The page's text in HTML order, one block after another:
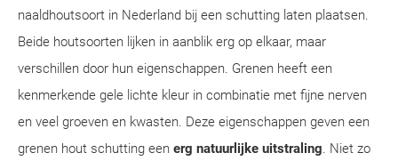
naaldhoutsoort in Nederland bij een schutting laten plaatsen.
Beide houtsoorten lijken in aanblik erg op elkaar, maar
verschillen door hun eigenschappen. Grenen heeft een
kenmerkende gele lichte kleur in combinatie met fijne nerven
en veel groeven en kwasten. Deze eigenschappen geven een
grenen hout schutting een erg natuurlijke uitstraling. Niet zo